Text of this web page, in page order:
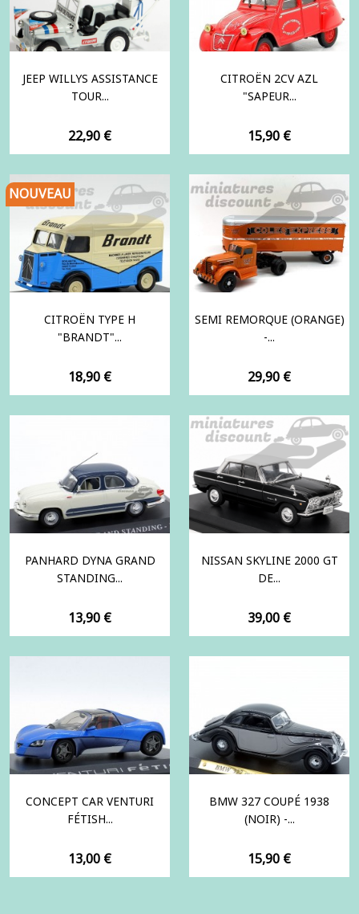
JEEP WILLYS ASSISTANCE
TOUR...
Prix
22,90 €
CITROËN 2CV AZL
"SAPEUR...
Prix
15,90 €
CITROËN TYPE H
"BRANDT"...
Prix
18,90 €
NOUVEAU
SEMI REMORQUE (ORANGE)
-...
Prix
29,90 €
PANHARD DYNA GRAND
STANDING...
Prix
13,90 €
NISSAN SKYLINE 2000 GT
DE...
Prix
39,00 €
CONCEPT CAR VENTURI
FÉTISH...
Prix
13,00 €
BMW 327 COUPÉ 1938
(NOIR) -...
Prix
15,90 €